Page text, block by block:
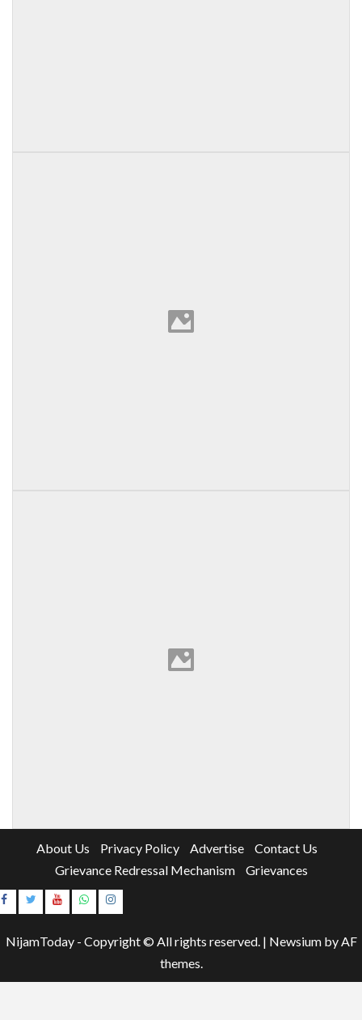
About Us Privacy Policy Advertise
Contact Us
Grievance Redressal Mechanism
Grievances
Instagram
NijamToday - Copyright © All rights reserved. | Newsiumby AF
themes.